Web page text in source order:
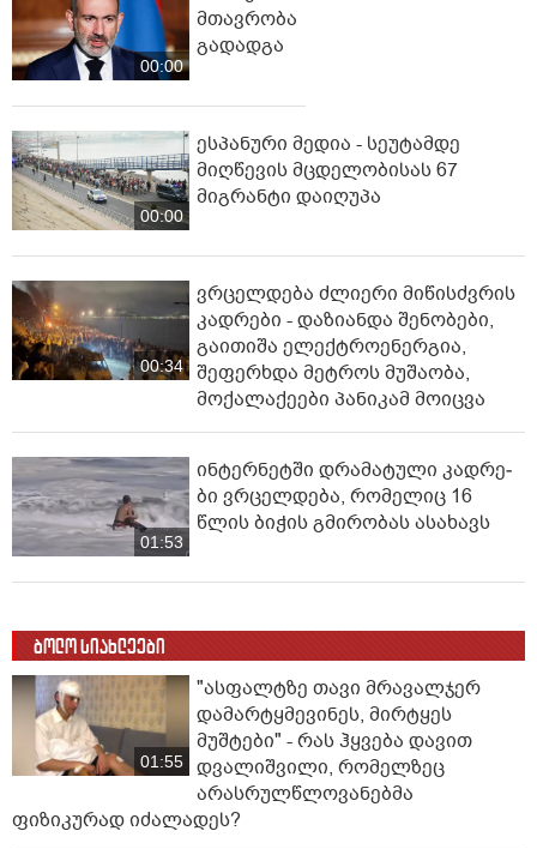
00:00
მთავრობა
გადადგა
00:00
ესპანური მედია - სეუტამდე
მიღწევის მცდელობისას 67
მიგრანტი დაიღუპა
00:34
ვრცელდება ძლიერი მიწისძვრის
კადრები - დაზიანდა შენობები,
გაითიშა ელექტროენერგია,
შეფერხდა მეტროს მუშაობა,
მოქალაქეები პანიკამ მოიცვა
01:53
ინ­ტერ­ნეტ­ში დრა­მა­ტუ­ლი კად­რე­
ბი ვრცელდება, რომელიც 16
წლის ბიჭის გმირობას ასახავს
ბოლო სიახლეები
01:55
"ასფალტზე თავი მრავალჯერ
დამარტყმევინეს, მირტყეს
მუშტები" - რას ჰყვება დავით
დვალიშვილი, რომელზეც
არასრულწლოვანებმა
ფიზიკურად იძალადეს?